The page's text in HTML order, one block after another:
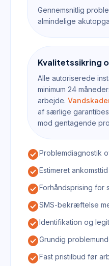
Gennemsnitlig
almindelige
Kvalitetssikring
Alle autoriserede
minimum 24
arbejde.
af særlige
mod gentagende
check_circleProblemdiagnostik
check_circleEstimeret
check_circleForhåndsprising for
check_circleSMS-bekræftelse
check_circleIdentifikation og
check_circleGrundig
check_circleFast pristilbud før